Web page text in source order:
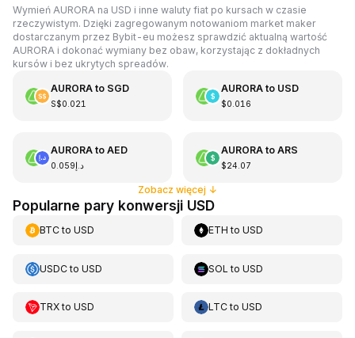
Wymień AURORA na USD i inne waluty fiat po kursach w czasie
rzeczywistym. Dzięki zagregowanym notowaniom market maker
dostarczanym przez Bybit-eu możesz sprawdzić aktualną wartość
AURORA i dokonać wymiany bez obaw, korzystając z dokładnych
kursów i bez ukrytych spreadów.
AURORAto SGD
S$0.021
AURORAto USD
$0.016
AURORAto AED
د.إ0.059
AURORAto ARS
$24.07
Zobacz więcej ↓
Popularne pary konwersji USD
BTCto USD ETH toUSD
USDCto USD SOL toUSD
TRXto USD LTCtoUSD